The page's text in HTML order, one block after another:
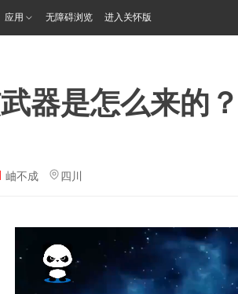
应用 无障碍浏览 进入关怀版
器是怎么来的
岫不成 四川